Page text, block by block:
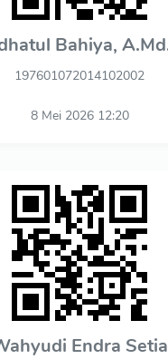
Bahiya,
197601072014102002
8 Mei 2026 12:20
Endra